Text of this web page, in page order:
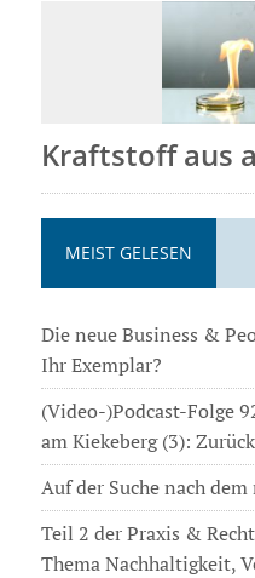
Kraftstoff aus
MEIST GELESEN
Die neue Business &
Ihr Exemplar?
(Video-)Podcast-Folge
am Kiekeberg (3):
Auf der Suche nach dem
Teil 2 der Praxis &
Thema Nachhaltigkeit,